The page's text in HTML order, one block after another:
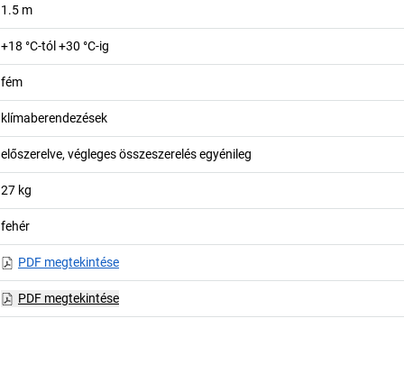
1.5 m
+18 °C-tól +30 °C-ig
fém
klímaberendezések
előszerelve, végleges összeszerelés egyénileg
27 kg
fehér
PDF megtekintése
PDF megtekintése